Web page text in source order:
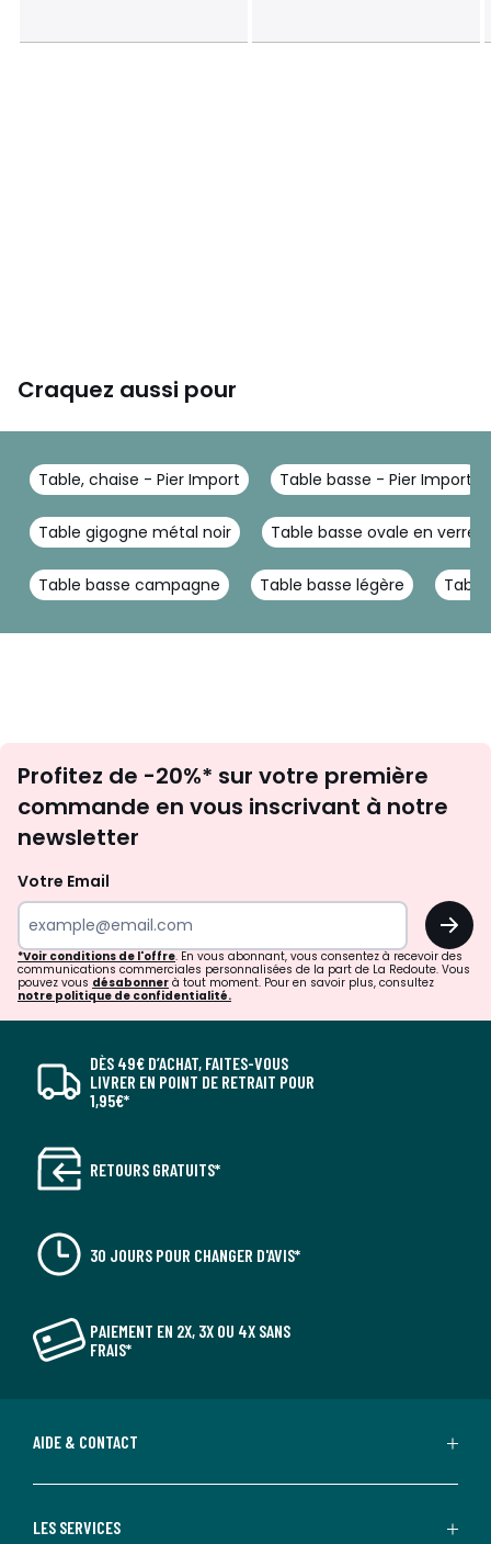
Craquez aussi pour
Table, chaise - Pier Import Table basse - Pier Import
Table gigogne métal noir Table basse ovale en verre
Table basse campagne Table basse légère
newsletter
Profitez de -20%* sur votre première
commande en vous inscrivant à notre
newsletter
Votre Email
OK
*Voir conditions de l'offre. En vous abonnant, vous consentez à recevoir des
communications commerciales personnalisées de la part de La Redoute. Vous
pouvez vous désabonner à tout moment. Pour en savoir plus, consultez
notre politique de confidentialité.
DÈS 49€ D’ACHAT, FAITES-VOUS
LIVRER EN POINT DE RETRAIT POUR
1,95€*
RETOURS GRATUITS*
30 JOURS POUR CHANGER D'AVIS*
PAIEMENT EN 2X, 3X OU 4X SANS
FRAIS*
AIDE & CONTACT
LES SERVICES